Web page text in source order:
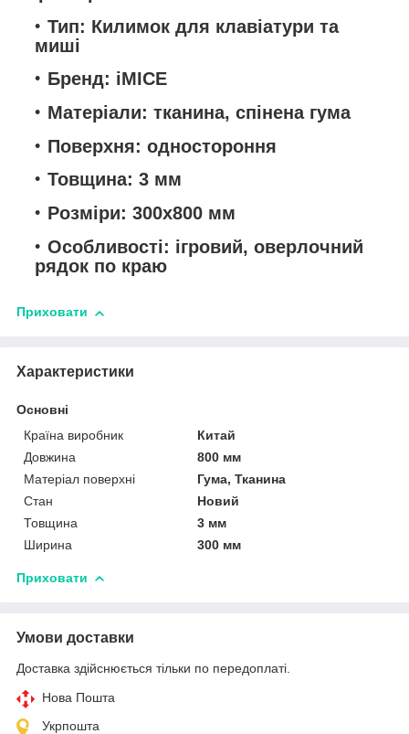
Тип: Килимок для клавіатури та
миші
Бренд: iMICE
Матеріали: тканина, спінена гума
Поверхня: одностороння
Товщина: 3 мм
Розміри: 300х800 мм
Особливості: ігровий, оверлочний
рядок по краю
Приховати
Характеристики
Основні
Країна виробник
Китай
Довжина
800 мм
Матеріал поверхні
Гума, Тканина
Стан
Новий
Товщина
3 мм
Ширина
300 мм
Приховати
Умови доставки
Доставка здійснюється тільки по передоплаті.
Нова Пошта
Укрпошта